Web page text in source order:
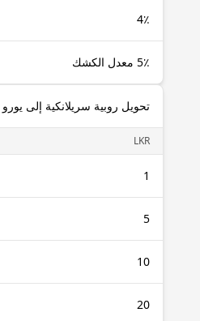
4٪
5٪ معدل الكشك
تحويل روبية سريلانكية إلى يورو
LKR
1
5
10
20